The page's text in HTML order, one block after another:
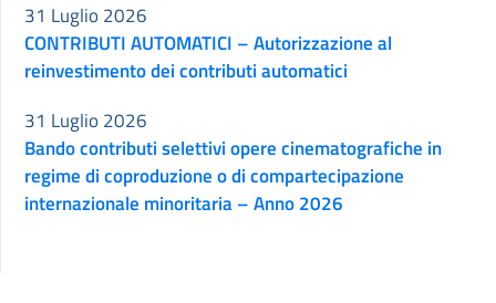
CONTRIBUTI AUTOMATICI – Autorizzazione al
reinvestimento dei contributi automatici
31 Luglio 2026
Bando contributi selettivi opere cinematografiche in
regime di coproduzione o di compartecipazione
internazionale minoritaria – Anno 2026
31 Luglio 2026